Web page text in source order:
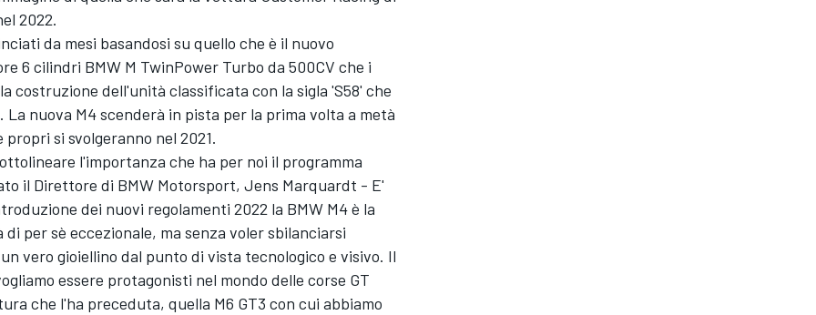
2022.
da mesi basandosi su quello che è il nuovo
6 cilindri BMW M TwinPower Turbo da 500CV che i
costruzione dell'unità classificata con la sigla 'S58' che
nuova M4 scenderà in pista per la prima volta a metà
si svolgeranno nel 2021.
l'importanza che ha per noi il programma
il Direttore di BMW Motorsport, Jens Marquardt - E'
dei nuovi regolamenti 2022 la BMW M4 è la
per sè eccezionale, ma senza voler sbilanciarsi
vero gioiellino dal punto di vista tecnologico e visivo. Il
essere protagonisti nel mondo delle corse GT
che l'ha preceduta, quella M6 GT3 con cui abbiamo